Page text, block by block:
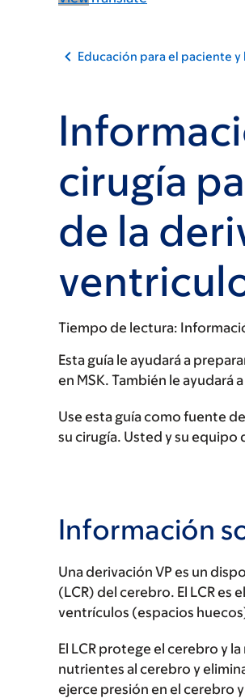
Educación para el paciente
cirugía
de la
Tiempo de lectura:
Esta guía le ayudará a
en MSK. También le ayudará
Use esta guía como fuente
su cirugía. Usted y su equipo
Información
Una derivación VP es un
(LCR) del cerebro. El LCR es
ventrículos (espacios
El LCR protege el cerebro y
nutrientes al cerebro y
ejerce presión en el cerebro